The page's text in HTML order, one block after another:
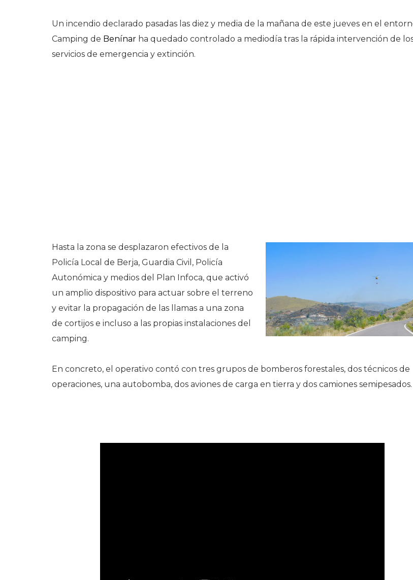
Un incendio declarado pasadas las diez y media de la mañana de este jueves en el
Camping de Benínar ha quedado controlado a mediodía tras la rápida intervención de
servicios de emergencia y extinción.
Hasta la zona se desplazaron efectivos de la
Policía Local de Berja, Guardia Civil, Policía
Autonómica y medios del Plan Infoca, que activó
un amplio dispositivo para actuar sobre el terreno
y evitar la propagación de las llamas a una zona
de cortijos e incluso a las propias instalaciones del
camping.
En concreto, el operativo contó con tres grupos de bomberos forestales, dos técnicos de
operaciones, una autobomba, dos aviones de carga en tierra y dos camiones semipesados.